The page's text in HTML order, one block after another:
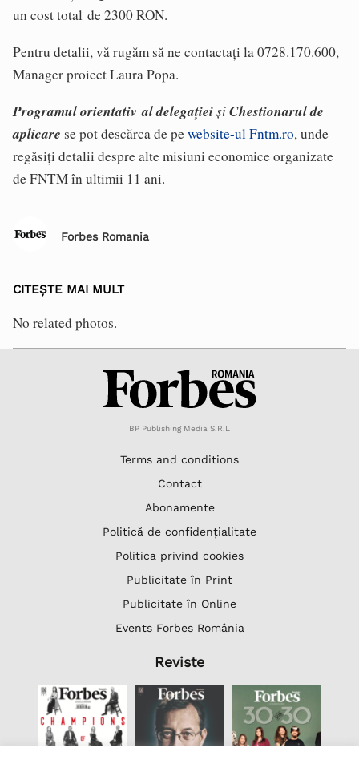
un cost total de 2300 RON.
Pentru detalii, vă rugăm să ne contactaţi la 0728.170.600,
Manager proiect Laura Popa.
Programul orientativ al delegaţieişiChestionarul de
aplicare se pot descărca de pewebsite-ul Fntm.ro, unde
regăsiţi detalii despre alte misiuni economice organizate
de FNTM în ultimii 11 ani.
Forbes Romania
CITEȘTE MAI MULT
No related photos.
BP Publishing Media S.R.L
Terms and conditions
Contact
Abonamente
Politică de confidențialitate
Politica privind cookies
Publicitate în Print
Publicitate în Online
Events Forbes România
Reviste